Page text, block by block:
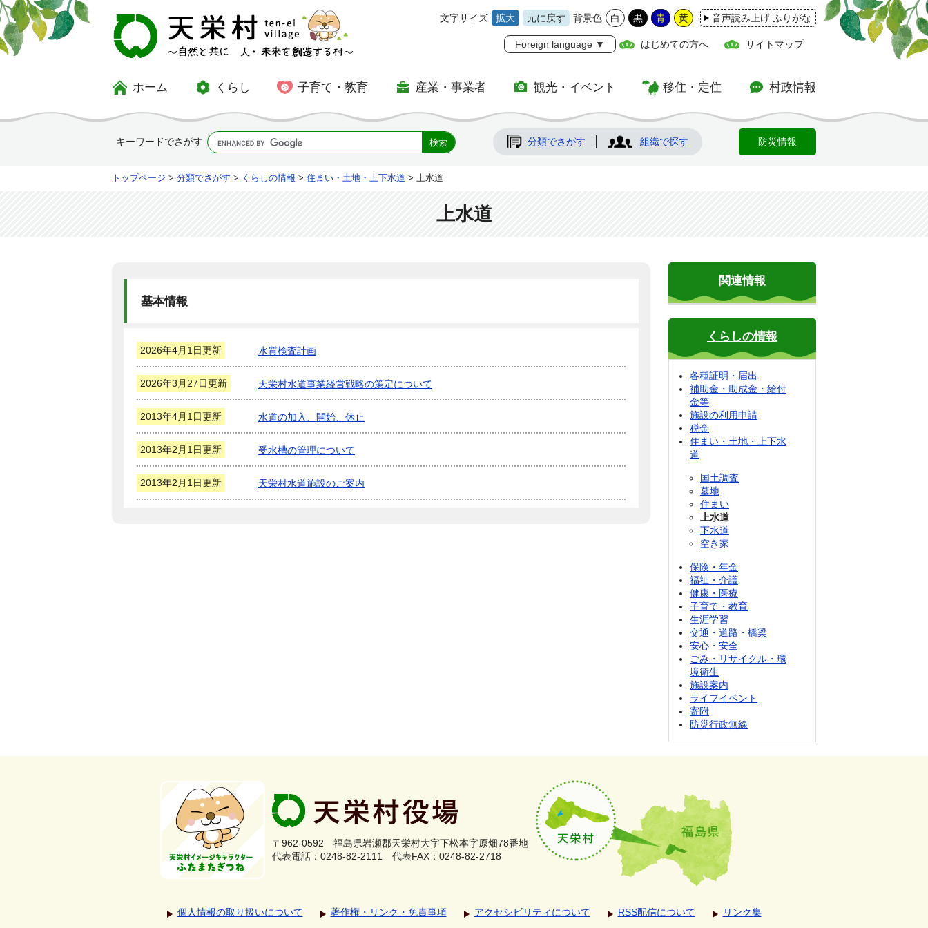
文字サイズ 拡大 元に戻す 背景色 白 黒 青 黄 音声読み上げ ふりがな
Foreign language ▼ はじめての方へ サイトマップ
ホーム くらし 子育て・教育 産業・事業者 観光・イベント 移住・定住 村政情報
キーワードでさがす 分類でさがす 組織で探す 防災情報
トップページ > 分類でさがす > くらしの情報 > 住まい・土地・上下水道 > 上水道
上水道
基本情報
2026年4月1日更新 水質検査計画
2026年3月27日更新 天栄村水道事業経営戦略の策定について
2013年4月1日更新 水道の加入、開始、休止
2013年2月1日更新 受水槽の管理について
2013年2月1日更新 天栄村水道施設のご案内
関連情報
くらしの情報
各種証明・届出
補助金・助成金・給付
金等
施設の利用申請
税金
住まい・土地・上下水
道
国土調査
墓地
住まい
上水道
下水道
空き家
保険・年金
福祉・介護
健康・医療
子育て・教育
生涯学習
交通・道路・橋梁
安心・安全
ごみ・リサイクル・環
境衛生
施設案内
ライフイベント
寄附
防災行政無線
〒962-0592 福島県岩瀬郡天栄村大字下松本字原畑78番地
代表電話：0248-82-2111 代表FAX：0248-82-2718
個人情報の取り扱いについて 著作権・リンク・免責事項 アクセシビリティについて RSS配信について リンク集